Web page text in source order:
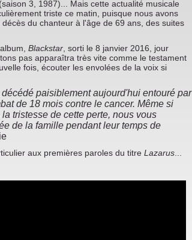
(saison 3, 1987)... Mais cette actualité musicale
triste ce matin, puisque nous avons
du chanteur à l'âge de 69 ans, des suites
Blackstar , sorti le 8 janvier 2016, jour
pas apparaîtra très vite comme le testament
fois, écouter les envolées de la voix si
paisiblement aujourd'hui entouré par
de 18 mois contre le cancer. Même si
tristesse de cette perte, nous vous
de la famille pendant leur temps de
aux premières paroles du titre Lazarus